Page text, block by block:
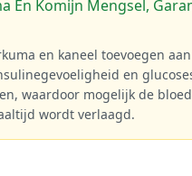
En Komijn Mengsel,
en kaneel toevoegen
en
waardoor mogelijk de
wordt verlaagd.